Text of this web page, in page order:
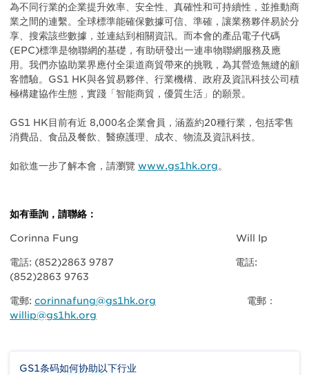
為不同行業的企業提升效率、安全性、真確性和可持續性，並推動商
業之間的連繫。全球標準能確保數據可信、準確，讓業務夥伴易於分
享、搜索該些數據，並連結到相關資訊。而本會的產品電子代碼
(EPC)標準是物聯網的基礎，有助研發出一連串物聯網服務及應
用。我們亦協助業界應付全渠道商貿帶來的挑戰，為其營造無縫的顧
客體驗。GS1 HK與各貿易夥伴、行業機構、政府及資訊科技公司積
極構建協作生態，實踐「智能商貿，優質生活」的願景。
GS1 HK目前有近 8,000名企業會員，涵蓋約20種行業，包括零售
消費品、食品及餐飲、醫療護理、成衣、物流及資訊科技。
如欲進一步了解本會，請瀏覽 www.gs1hk.org。
如有垂詢，請聯絡：
Corinna Fung Will Ip
電話: (852)2863 9787 電話:
(852)2863 9763
電郵: corinnafung@gs1hk.org 電郵：
willip@gs1hk.org
GS1条码如何协助以下行业